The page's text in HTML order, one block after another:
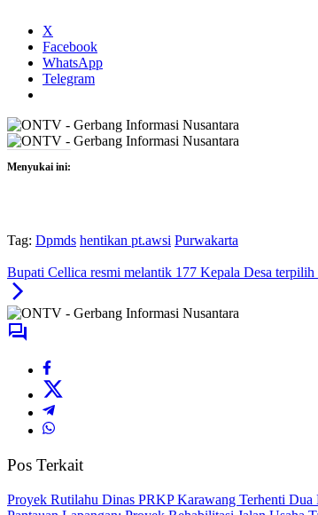
X
Facebook
WhatsApp
Telegram
Menyukai ini:
Tag: Dpmds hentikan pt.awsi Purwakarta
Bupati Cellica resmi melantik 177 Kepala Desa
Pos Terkait
Proyek Rutilahu Dinas PRKP Karawang Terhenti